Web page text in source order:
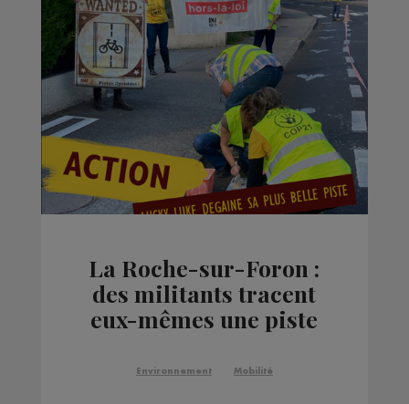
La Roche-sur-Foron :
des militants tracent
eux-mêmes une piste
Environnement Mobilité